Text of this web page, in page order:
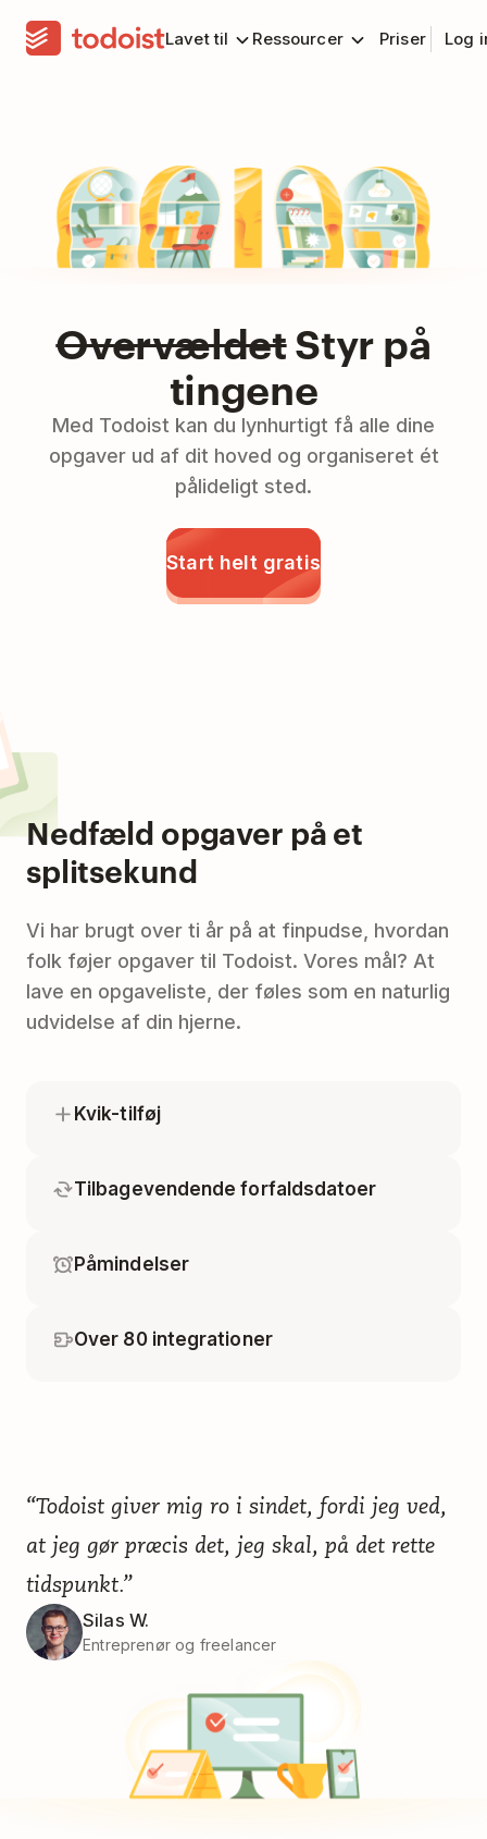
Lavet til Ressourcer Priser Log
OvervældetStyr på
tingene
Med Todoist kan du lynhurtigt få alle dine
opgaver ud af dit hoved og organiseret ét
pålideligt sted.
Start helt gratis
Nedfæld opgaver på et
splitsekund
Vi har brugt over ti år på at finpudse, hvordan
folk føjer opgaver til Todoist. Vores mål? At
lave en opgaveliste, der føles som en naturlig
udvidelse af din hjerne.
Kvik-tilføj
Tilbagevendende forfaldsdatoer
Påmindelser
Over 80 integrationer
“Todoist giver mig ro i sindet, fordi jeg ved,
at jeg gør præcis det, jeg skal, på det rette
tidspunkt.”
Silas W.
Entreprenør og freelancer